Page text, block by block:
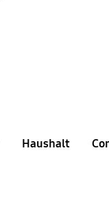
Haushalt